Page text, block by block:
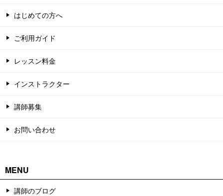
はじめての方へ
ご利用ガイド
レッスン料金
インストラクター
講師募集
お問い合わせ
MENU
講師のブログ